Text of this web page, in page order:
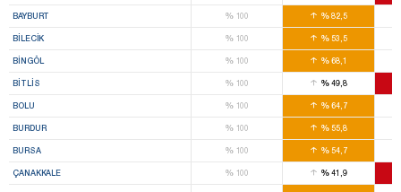
BAYBURT %100 %82,5
BILECIK %100 %53,5
BINGÖL %100 %68,1
BITLIS %100 %49,8
BOLU %100 %64,7
BURDUR %100 %55,8
BURSA %100 %54,7
ÇANAKKALE %100 %41,9